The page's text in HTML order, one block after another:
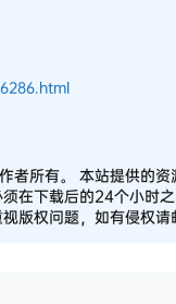
者所有。 本站提供的
在下载后的24个小时
版权问题，如有侵权